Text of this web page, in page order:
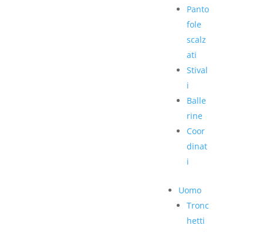
Panto
fole
scalz
ati
Stival
i
Balle
rine
Coor
dinat
i
Uomo
Tronc
hetti